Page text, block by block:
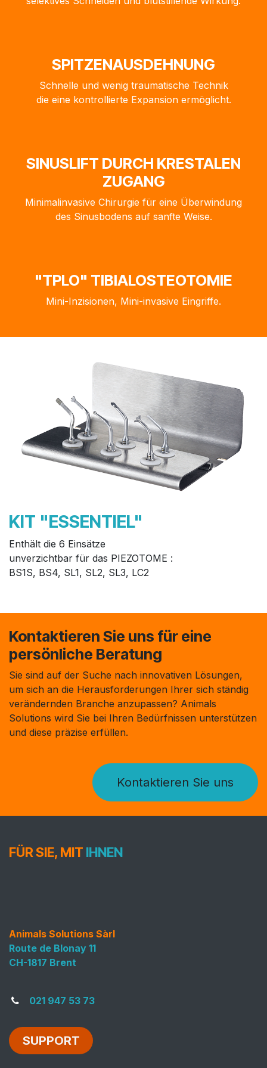
SPITZENAUSDEHNUNG
Schnelle und wenig traumatische Technik
die eine kontrollierte Expansion ermöglicht.
SINUSLIFT DURCH KRESTALEN
ZUGANG
Minimalinvasive Chirurgie für eine Überwindung
des Sinusbodens auf sanfte Weise.
"TPLO" TIBIALOSTEOTOMIE
Mini-Inzisionen, Mini-invasive Eingriffe.
KIT "ESSENTIEL"
Enthält die 6 Einsätze
unverzichtbar für das PIEZOTOME :
BS1S, BS4, SL1, SL2, SL3, LC2
Kontaktieren Sie uns für eine
persönliche Beratung
Sie sind auf der Suche nach innovativen Lösungen,
um sich an die Herausforderungen Ihrer sich ständig
verändernden Branche anzupassen? Animals
Solutions wird Sie bei Ihren Bedürfnissen unterstützen
und diese präzise erfüllen.
Kontaktieren Sie uns
FÜR SIE, MIT IHNEN
Animals Solutions Sàrl
Route de Blonay 11
CH-1817 Brent
021 947 53 73
SUPPORT